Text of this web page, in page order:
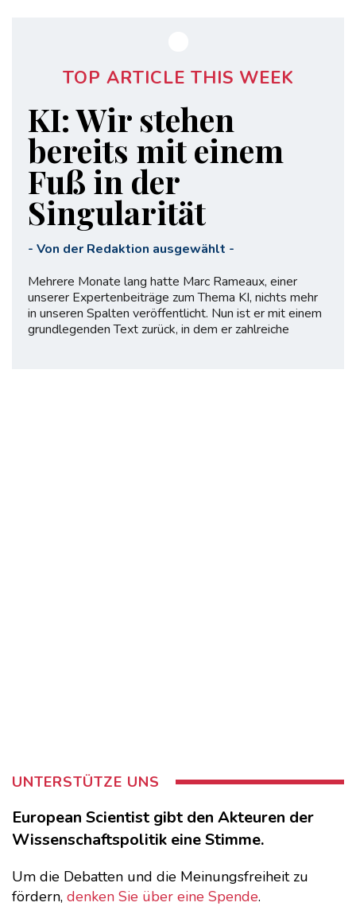
TOP ARTICLE THIS WEEK
KI: Wir stehen
bereits mit einem
Fuß in der
Singularität
- Von der Redaktion ausgewählt -
Mehrere Monate lang hatte Marc Rameaux, einer
unserer Expertenbeiträge zum Thema KI, nichts mehr
in unseren Spalten veröffentlicht. Nun ist er mit einem
grundlegenden Text zurück, in dem er zahlreiche
UNTERSTÜTZE UNS
European Scientist gibt den Akteuren der
Wissenschaftspolitik eine Stimme.
Um die Debatten und die Meinungsfreiheit zu
fördern, denken Sie über eine Spende.